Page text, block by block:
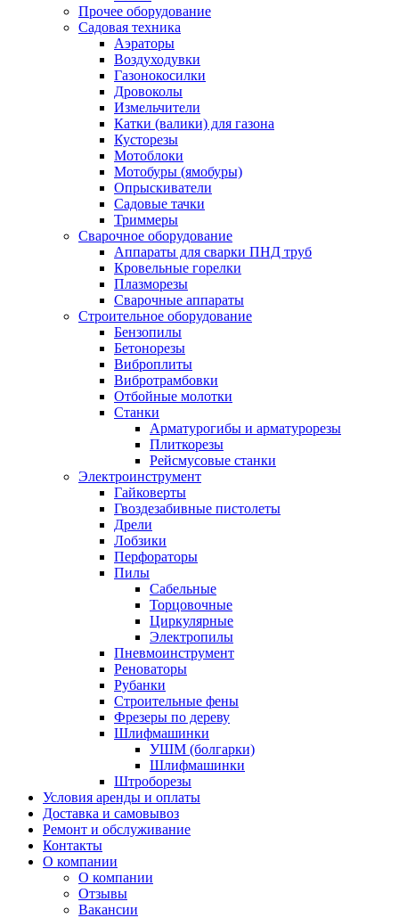
Прочее оборудование
Садовая техника
Аэраторы
Воздуходувки
Газонокосилки
Дровоколы
Измельчители
Катки (валики) для газона
Кусторезы
Мотоблоки
Мотобуры (ямобуры)
Опрыскиватели
Садовые тачки
Триммеры
Сварочное оборудование
Аппараты для сварки ПНД труб
Кровельные горелки
Плазморезы
Сварочные аппараты
Строительное оборудование
Бензопилы
Бетонорезы
Виброплиты
Вибротрамбовки
Отбойные молотки
Станки
Арматурогибы и арматурорезы
Плиткорезы
Рейсмусовые станки
Электроинструмент
Гайковерты
Гвоздезабивные пистолеты
Дрели
Лобзики
Перфораторы
Пилы
Сабельные
Торцовочные
Циркулярные
Электропилы
Пневмоинструмент
Реноваторы
Рубанки
Строительные фены
Фрезеры по дереву
Шлифмашинки
УШМ (болгарки)
Шлифмашинки
Штроборезы
Условия аренды и оплаты
Доставка и самовывоз
Ремонт и обслуживание
Контакты
О компании
О компании
Отзывы
Вакансии